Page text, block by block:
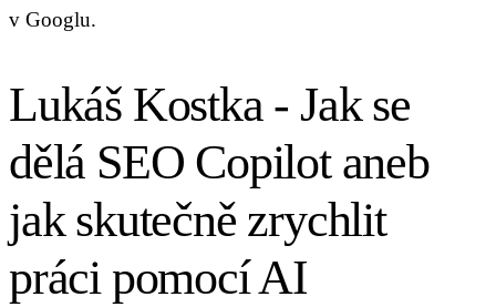
v Googlu.
Lukáš Kostka - Jak se
dělá SEO Copilot aneb
jak skutečně zrychlit
práci pomocí AI